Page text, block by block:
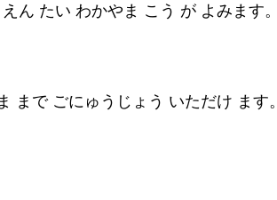
ん たい わかやま こう が よみます。
まで ごにゅうじょう いただけ ます。